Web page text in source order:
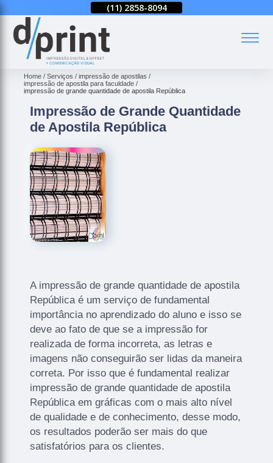
(11) 2858-8094 (11)
Home Serviços
impressão de apostilas
impressão de apostila para faculdade
impressão de grande quantidade de apostila República
Impressão de Grande Quantidade
de Apostila República
A impressão de grande quantidade de apostila
República é um serviço de fundamental
importância no aprendizado do aluno e isso se
deve ao fato de que se a impressão for
realizada de forma incorreta, as letras e
imagens não conseguirão ser lidas da maneira
correta. Por isso que é fundamental realizar
impressão de grande quantidade de apostila
República em gráficas com o mais alto nível
de qualidade e de conhecimento, desse modo,
os resultados poderão ser mais do que
satisfatórios para os clientes.